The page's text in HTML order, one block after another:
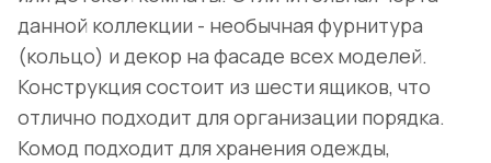
данной коллекции - необычная фурнитура
(кольцо) и декор на фасаде всех моделей.
Конструкция состоит из шести ящиков, что
отлично подходит для организации порядка.
Комод подходит для хранения одежды,